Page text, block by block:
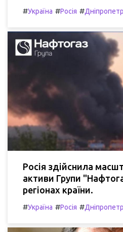
#Україна #Росія #
Росія здійснила
активи Групи
регіонах країни.
#Україна #Росія #